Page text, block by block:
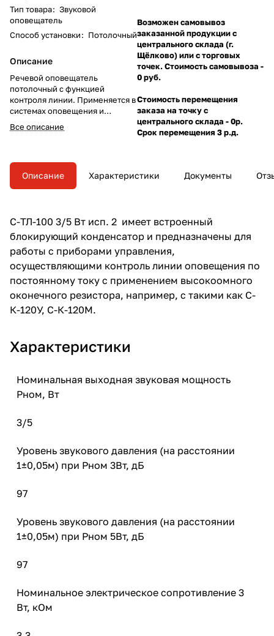
Тип товара: Звуковой
оповещатель
Способ установки: Потолочный
Описание
Речевой оповещатель
потолочный с функцией
контроля линии. Применяется в
системах оповещения и
управления эвакуацией людей
при пожаре (СОУЭ) и
звуковым напряжением 100В.
Все описание
Возможен самовывоз
заказанной продукции с
центрального склада (г.
Щёлково) или с торговых
точек. Стоимость самовывоза -
0 руб.
Стоимость перемещения
заказа на точку с
центрального склада - 0р.
Срок перемещения 3 р.д.
Описание Характеристики Документы
С-ТЛ-100 3/5 Вт исп. 2 имеет встроенный
блокирующий конденсатор и предназначены для
работы с приборами управления,
осуществляющими контроль линии оповещения по
постоянному току с применением высокоомного
оконечного резистора, например, с такими как С-
К-120У, С-К-120М.
Характеристики
Номинальная выходная звуковая мощность
Рном, Вт
3/5
Уровень звукового давления (на расстоянии
1±0,05м) при Рном 3Вт, дБ
97
Уровень звукового давления (на расстоянии
1±0,05м) при Рном 5Вт, дБ
97
Номинальное электрическое сопротивление 3
Вт, кОм